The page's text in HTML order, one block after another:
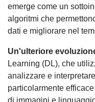
emerge come un
algoritmi che
dati e migliorare nel
Un'ulteriore
Learning (DL), che
analizzare e
particolarmente
di immagini e